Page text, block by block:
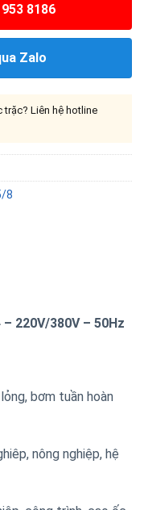
8186
Zalo
trặc? Liên hệ hotline
8
220V/380V – 50Hz
bơm tuần hoàn
nông nghiệp, hệ